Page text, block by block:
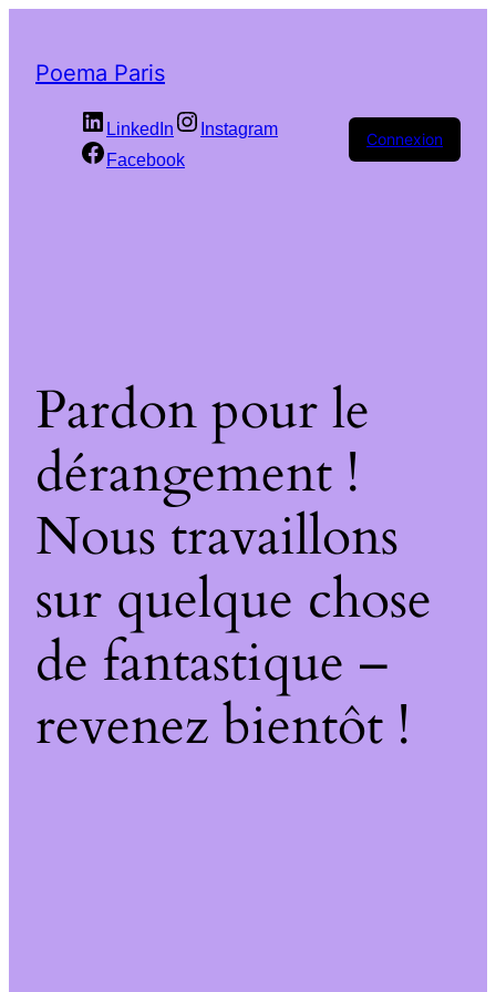
Poema Paris
LinkedIn
Instagram
Facebook
Connexion
Pardon pour le
dérangement !
Nous travaillons
sur quelque chose
de fantastique –
revenez bientôt !